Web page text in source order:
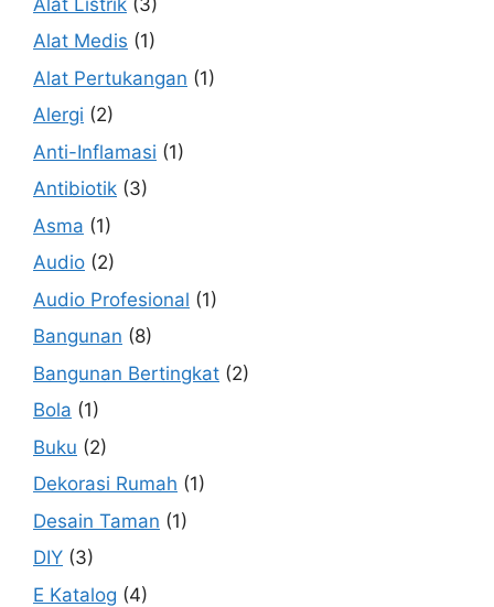
Alat Medis (1)
Alat Pertukangan (1)
Alergi (2)
Anti-Inflamasi (1)
Antibiotik (3)
Asma (1)
Audio (2)
Audio Profesional (1)
Bangunan (8)
Bangunan Bertingkat (2)
Bola (1)
Buku (2)
Dekorasi Rumah (1)
Desain Taman (1)
DIY (3)
E Katalog (4)